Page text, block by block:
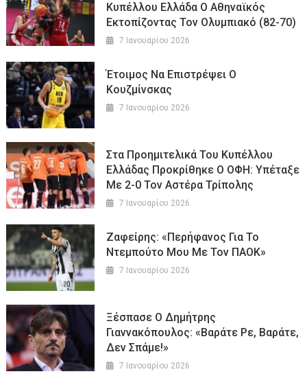
Κυπέλλου Ελλάδα Ο Αθηναϊκός
Εκτοπίζοντας Τον Ολυμπιακό (82-70)
7 Ιανουαρίου 2026
Έτοιμος Να Επιστρέψει Ο
Κουζμίνσκας
7 Ιανουαρίου 2026
Στα Προημιτελικά Του Κυπέλλου
Ελλάδας Προκρίθηκε Ο ΟΦΗ: Υπέταξε
Με 2-0 Τον Αστέρα Τρίπολης
7 Ιανουαρίου 2026
Ζαφείρης: «Περήφανος Για Το
Ντεμπούτο Μου Με Τον ΠΑΟΚ»
7 Ιανουαρίου 2026
Ξέσπασε Ο Δημήτρης
Γιαννακόπουλος: «Βαράτε Ρε, Βαράτε,
Δεν Σπάμε!»
7 Ιανουαρίου 2026